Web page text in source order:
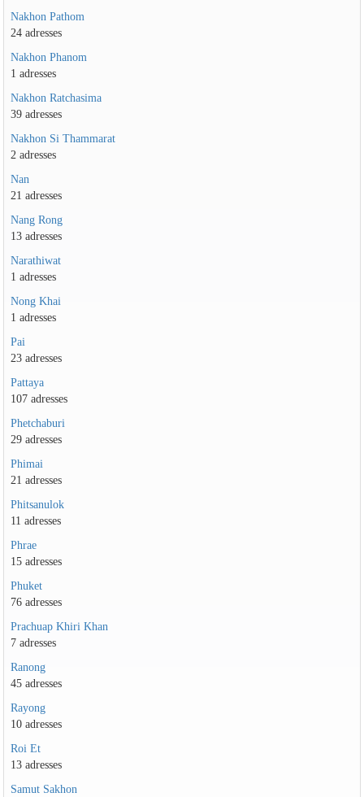
Nakhon Pathom
24 adresses
Nakhon Phanom
1 adresses
Nakhon Ratchasima
39 adresses
Nakhon Si Thammarat
2 adresses
Nan
21 adresses
Nang Rong
13 adresses
Narathiwat
1 adresses
Nong Khai
1 adresses
Pai
23 adresses
Pattaya
107 adresses
Phetchaburi
29 adresses
Phimai
21 adresses
Phitsanulok
11 adresses
Phrae
15 adresses
Phuket
76 adresses
Prachuap Khiri Khan
7 adresses
Ranong
45 adresses
Rayong
10 adresses
Roi Et
13 adresses
Samut Sakhon